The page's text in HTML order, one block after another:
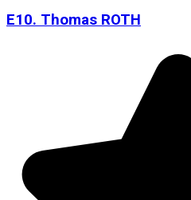
E10. Thomas ROTH